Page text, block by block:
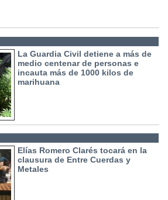
La Guardia Civil detiene a más de
medio centenar de personas e
incauta más de 1000 kilos de
marihuana
Elías Romero Clarés tocará en la
clausura de Entre Cuerdas y
Metales